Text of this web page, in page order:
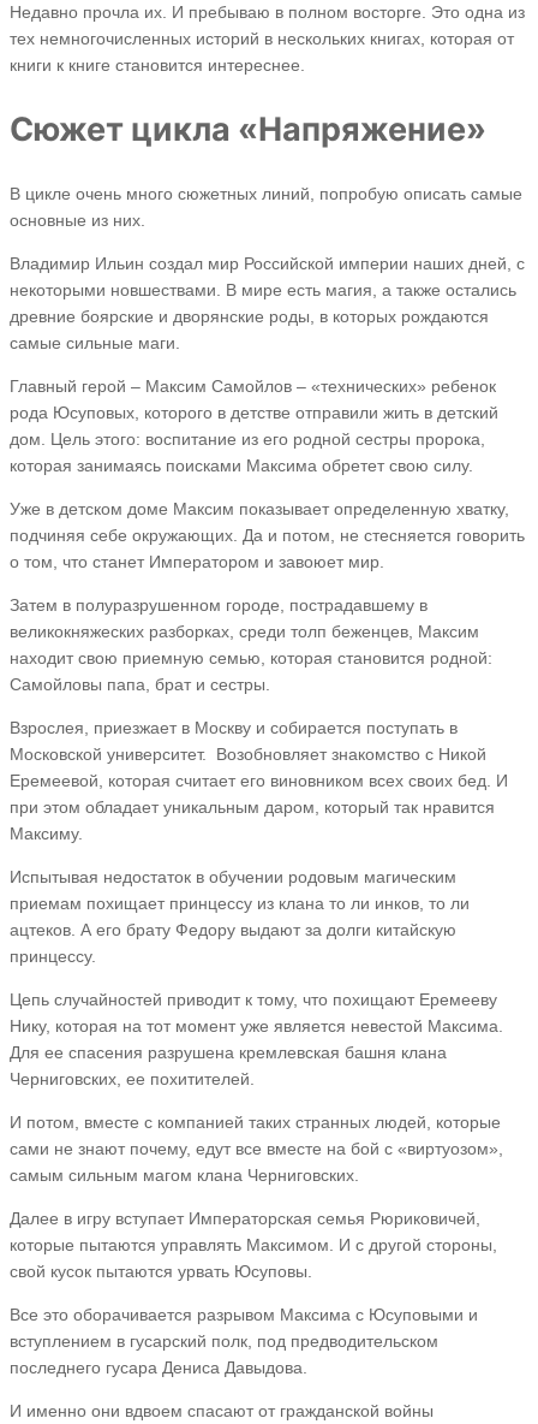
Недавно прочла их. И пребываю в полном восторге. Это одна из
тех немногочисленных историй в нескольких книгах, которая от
книги к книге становится интереснее.
Сюжет цикла «Напряжение»
В цикле очень много сюжетных линий, попробую описать самые
основные из них.
Владимир Ильин создал мир Российской империи наших дней, с
некоторыми новшествами. В мире есть магия, а также остались
древние боярские и дворянские роды, в которых рождаются
самые сильные маги.
Главный герой – Максим Самойлов – «технических» ребенок
рода Юсуповых, которого в детстве отправили жить в детский
дом. Цель этого: воспитание из его родной сестры пророка,
которая занимаясь поисками Максима обретет свою силу.
Уже в детском доме Максим показывает определенную хватку,
подчиняя себе окружающих. Да и потом, не стесняется говорить
о том, что станет Императором и завоюет мир.
Затем в полуразрушенном городе, пострадавшему в
великокняжеских разборках, среди толп беженцев, Максим
находит свою приемную семью, которая становится родной:
Самойловы папа, брат и сестры.
Взрослея, приезжает в Москву и собирается поступать в
Московской университет. Возобновляет знакомство с Никой
Еремеевой, которая считает его виновником всех своих бед. И
при этом обладает уникальным даром, который так нравится
Максиму.
Испытывая недостаток в обучении родовым магическим
приемам похищает принцессу из клана то ли инков, то ли
ацтеков. А его брату Федору выдают за долги китайскую
принцессу.
Цепь случайностей приводит к тому, что похищают Еремееву
Нику, которая на тот момент уже является невестой Максима.
Для ее спасения разрушена кремлевская башня клана
Черниговских, ее похитителей.
И потом, вместе с компанией таких странных людей, которые
сами не знают почему, едут все вместе на бой с «виртуозом»,
самым сильным магом клана Черниговских.
Далее в игру вступает Императорская семья Рюриковичей,
которые пытаются управлять Максимом. И с другой стороны,
свой кусок пытаются урвать Юсуповы.
Все это оборачивается разрывом Максима с Юсуповыми и
вступлением в гусарский полк, под предводительском
последнего гусара Дениса Давыдова.
И именно они вдвоем спасают от гражданской войны